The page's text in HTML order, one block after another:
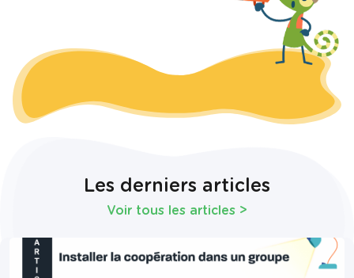
Les derniers articles
Voir tous les articles >